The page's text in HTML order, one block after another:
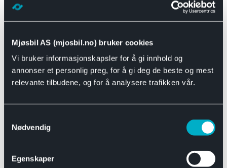
Mjøsbil AS (mjosbil.no) bruker cookies
Vi bruker informasjonskapsler for å gi innhold og
annonser et personlig preg, for å gi deg de beste og mest
relevante tilbudene, og for å analysere trafikken vår.
Nødvendig
Egenskaper
Motor og drivverk
Se alle Universal
Bremsedeler
Se alle Bremsedeler
Bremsenippler
Drivline og motor
Se alle Drivline og motor
Eksosanlegg